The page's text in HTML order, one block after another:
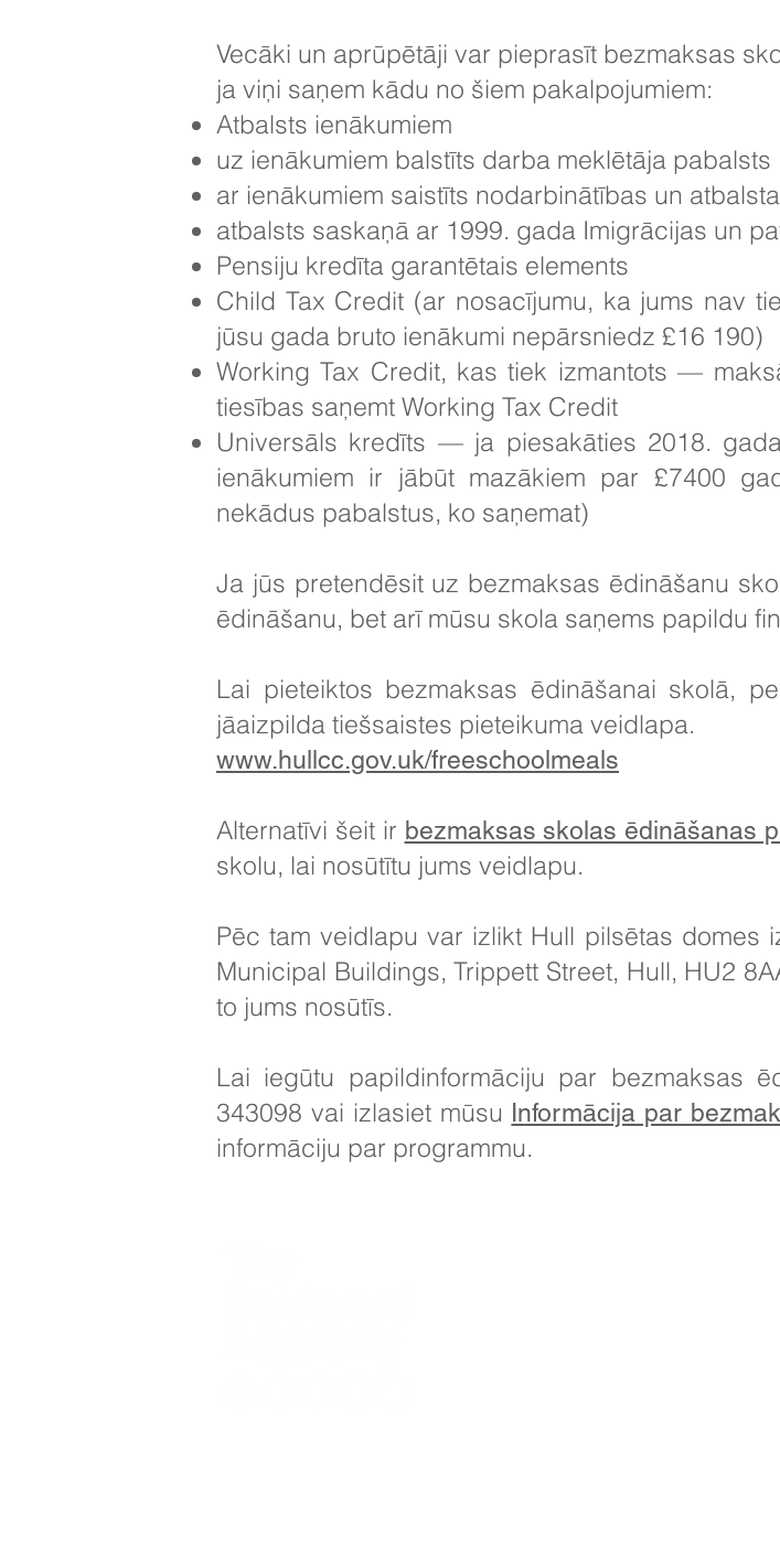
Vecāki un aprūpētāji var pieprasīt bezmaksas
ja viņi saņem kādu no šiem pakalpojumiem:
Atbalsts ienākumiem
uz ienākumiem balstīts darba meklētāja pabalsts
ar ienākumiem saistīts nodarbinātības un
atbalsts saskaņā ar 1999. gada Imigrācijas un
Pensiju kredīta garantētais elements
Child Tax Credit (ar nosacījumu, ka jums nav
jūsu gada bruto ienākumi nepārsniedz £16 190)
Working Tax Credit, kas tiek izmantots —
tiesības saņemt Working Tax Credit
Universāls kredīts — ja piesakāties 2018.
ienākumiem ir jābūt mazākiem par £7400
nekādus pabalstus, ko saņemat)
Ja jūs pretendēsit uz bezmaksas ēdināšanu
ēdināšanu, bet arī mūsu skola saņems papildu
Lai pieteiktos bezmaksas ēdināšanai skolā,
jāaizpilda tiešsaistes pieteikuma veidlapa.
www.hullcc.gov.uk/freeschoolmeals
Alternatīvi šeit ir bezmaksas skolas ēdināšanas
skolu, lai nosūtītu jums veidlapu.
Pēc tam veidlapu var izlikt Hull pilsētas domes
Municipal Buildings, Trippett Street, Hull, HU2
to jums nosūtīs.
Lai iegūtu papildinformāciju par bezmaksas
343098 vai izlasiet mūsu Informācija par
informāciju par programmu.